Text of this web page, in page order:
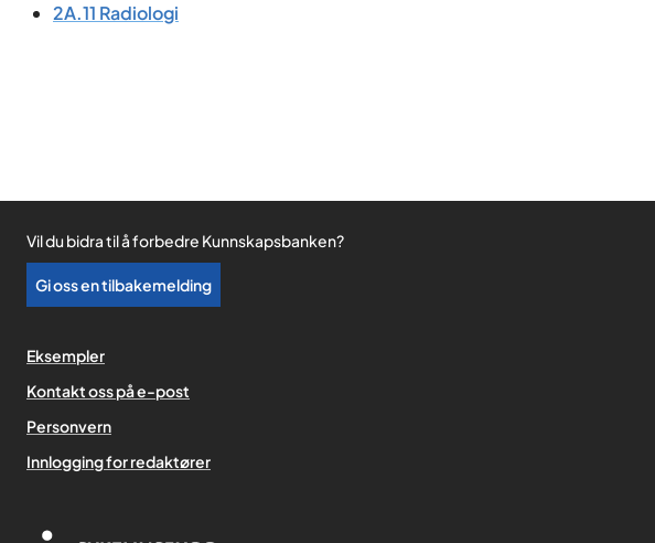
2A.11 Radiologi
Vil du bidra til å forbedre Kunnskapsbanken?
Gi oss en tilbakemelding
Eksempler
Kontakt oss på e-post
Personvern
Innlogging for redaktører